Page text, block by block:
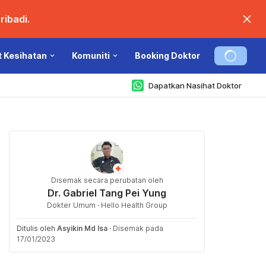
Kesihatan Komuniti Booking Doktor
Dapatkan Nasihat Doktor
Disemak secara perubatan oleh
Dr. Gabriel Tang Pei Yung
Dokter Umum · Hello Health Group
Ditulis oleh Asyikin Md Isa · Disemak pada
17/01/2023